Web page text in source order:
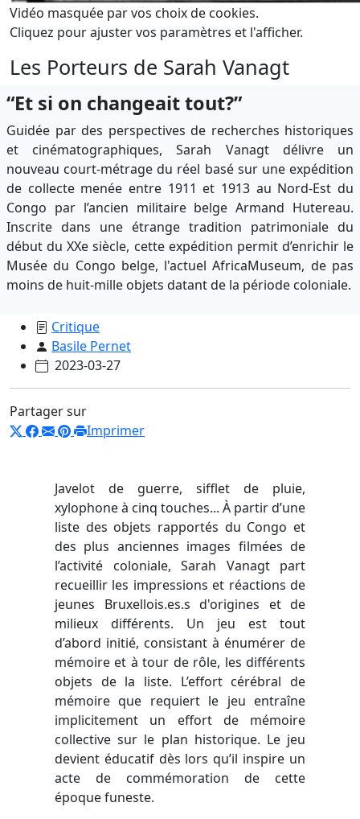
Vidéo masquée par vos choix de cookies.
Cliquez pour ajuster vos paramètres et l'afficher.
Les Porteurs de Sarah Vanagt
“Et si on changeait tout?”
Guidée par des perspectives de recherches historiques
et cinématographiques, Sarah Vanagt délivre un
nouveau court-métrage du réel basé sur une expédition
de collecte menée entre 1911 et 1913 au Nord-Est du
Congo par l’ancien militaire belge Armand Hutereau.
Inscrite dans une étrange tradition patrimoniale du
début du XXe siècle, cette expédition permit d’enrichir le
Musée du Congo belge, l'actuel AfricaMuseum, de pas
moins de huit-mille objets datant de la période coloniale.
Critique
Basile Pernet
2023-03-27
Partager sur
Imprimer
Javelot de guerre, sifflet de pluie,
xylophone à cinq touches... À partir d’une
liste des objets rapportés du Congo et
des plus anciennes images filmées de
l’activité coloniale, Sarah Vanagt part
recueillir les impressions et réactions de
jeunes Bruxellois.es.s d'origines et de
milieux différents. Un jeu est tout
d’abord initié, consistant à énumérer de
mémoire et à tour de rôle, les différents
objets de la liste. L’effort cérébral de
mémoire que requiert le jeu entraîne
implicitement un effort de mémoire
collective sur le plan historique. Le jeu
devient éducatif dès lors qu’il inspire un
acte de commémoration de cette
époque funeste.